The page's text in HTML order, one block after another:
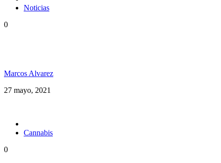
Noticias
0
Marcos Alvarez
27 mayo, 2021
Cannabis
0